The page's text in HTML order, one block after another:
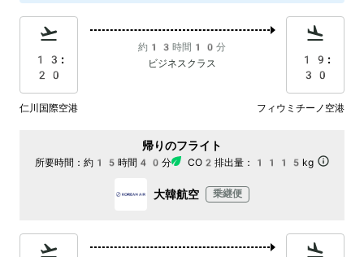
13:
20
約13時間10分
ビジネスクラス
19:
30
仁川国際空港 フィウミチーノ空港
帰りのフライト
所要時間： 約15時間40分 CO2排出量： 1115kg
大韓航空 乗継便